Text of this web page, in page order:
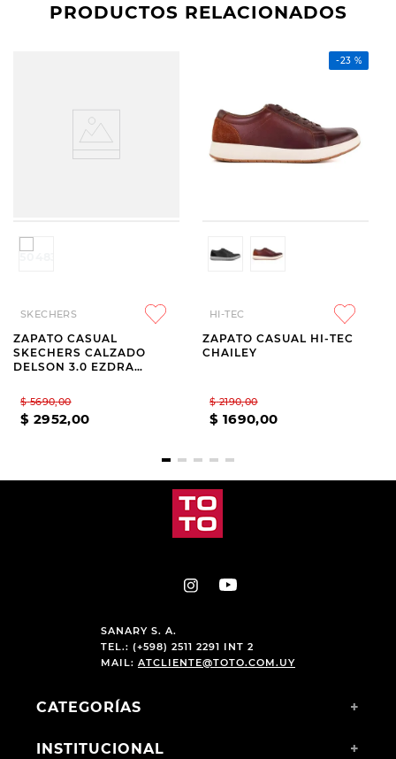
PRODUCTOS RELACIONADOS
SKECHERS
ZAPATO CASUAL
SKECHERS CALZADO
DELSON 3.0 EZDRA
$ 5690,00
$ 2952,00
-23 %
HI-TEC
ZAPATO CASUAL HI-TEC
CHAILEY
$ 2190,00
$ 1690,00
SANARY S. A.
TEL.: (+598) 2511 2291 INT 2
MAIL: ATCLIENTE@TOTO.COM.UY
CATEGORÍAS +
INSTITUCIONAL +